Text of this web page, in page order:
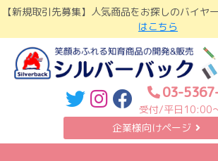
Skip
content
【新規取引先募集】人気商品をお探しのバイヤ
はこちら
03-
受付/平日10:00
企業様向けページ